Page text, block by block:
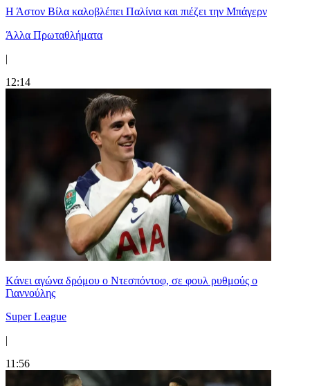
Η Άστον Βίλα καλοβλέπει Παλίνια και πιέζει την Μπάγερν
Άλλα Πρωταθλήματα
|
12:14
Kάνει αγώνα δρόμου ο Ντεσπόντοφ, σε φουλ ρυθμούς ο
Γιαννούλης
Super League
|
11:56